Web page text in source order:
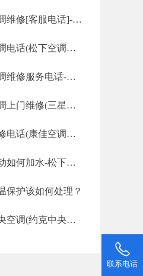
维修[客服电话]-淮
电话(松下空调不
维修服务电话-常
上门维修(三星空
电话(康佳空调有
如何加水-松下全
保护该如何处理？
空调(约克中央空
联系电话